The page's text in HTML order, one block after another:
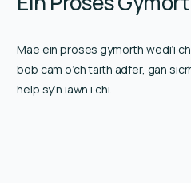
Mae ein proses gymorth wedi’i
bob cam o’ch taith adfer, gan
help sy’n iawn i chi.